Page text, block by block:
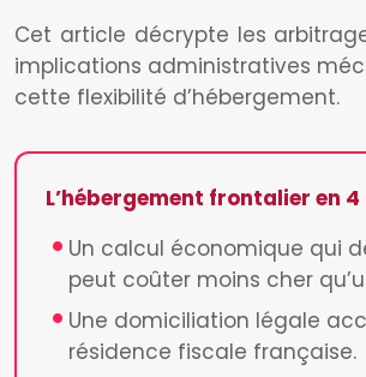
Cet article décrypte les
implications administratives
cette flexibilité d’hébergement.
L’hébergement frontalier en
Un calcul économique qui
peut coûter moins cher
Une domiciliation légale
résidence fiscale française.